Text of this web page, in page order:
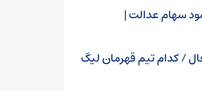
سهام عدالت |
/ کدام تیم قهرمان لیگ